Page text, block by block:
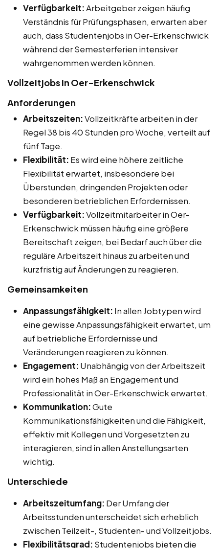
Verfügbarkeit:Arbeitgeber zeigen häufig
Verständnis für Prüfungsphasen, erwarten aber
auch, dass Studentenjobs in Oer-Erkenschwick
während der Semesterferien intensiver
wahrgenommen werden können.
Vollzeitjobs in Oer-Erkenschwick
Anforderungen
Arbeitszeiten:Vollzeitkräfte arbeiten in der
Regel 38 bis 40 Stunden pro Woche, verteilt auf
fünf Tage.
Flexibilität: Es wird eine höhere zeitliche
Flexibilität erwartet, insbesondere bei
Überstunden, dringenden Projekten oder
besonderen betrieblichen Erfordernissen.
Verfügbarkeit:Vollzeitmitarbeiter in Oer-
Erkenschwick müssen häufig eine größere
Bereitschaft zeigen, bei Bedarf auch über die
reguläre Arbeitszeit hinaus zu arbeiten und
kurzfristig auf Änderungen zu reagieren.
Gemeinsamkeiten
Anpassungsfähigkeit: In allen Jobtypen wird
eine gewisse Anpassungsfähigkeit erwartet, um
auf betriebliche Erfordernisse und
Veränderungen reagieren zu können.
Engagement: Unabhängig von der Arbeitszeit
wird ein hohes Maß an Engagement und
Professionalität in Oer-Erkenschwick erwartet.
Kommunikation:Gute
Kommunikationsfähigkeiten und die Fähigkeit,
effektiv mit Kollegen und Vorgesetzten zu
interagieren, sind in allen Anstellungsarten
wichtig.
Unterschiede
Arbeitszeitumfang: Der Umfang der
Arbeitsstunden unterscheidet sich erheblich
zwischen Teilzeit-, Studenten- und Vollzeitjobs.
Flexibilitätsgrad: Studentenjobs bieten die